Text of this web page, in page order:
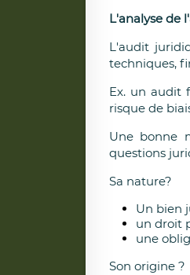
L'analyse de
L'audit
techniques,
Ex. un audit
risque de
Une bonne
questions
Sa nature?
Un bien
un droit
une
Son origine ?